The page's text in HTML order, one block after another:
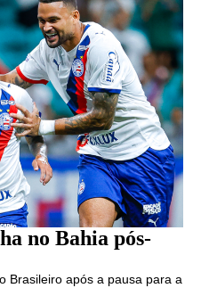
no Bahia pós-
Brasileiro após a pausa para a